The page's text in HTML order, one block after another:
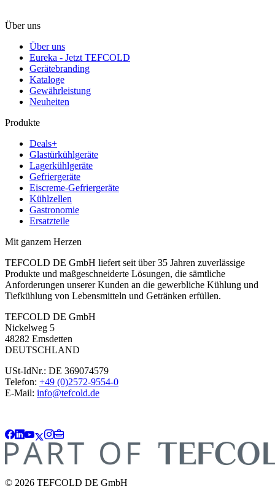
Über uns
Über uns
Eureka - Jetzt TEFCOLD
Gerätebranding
Kataloge
Gewährleistung
Neuheiten
Produkte
Deals+
Glastürkühlgeräte
Lagerkühlgeräte
Gefriergeräte
Eiscreme-Gefriergeräte
Kühlzellen
Gastronomie
Ersatzteile
Mit ganzem Herzen
TEFCOLD DE GmbH liefert seit über 35 Jahren zuverlässige
Produkte und maßgeschneiderte Lösungen, die sämtliche
Anforderungen unserer Kunden an die gewerbliche Kühlung und
Tiefkühlung von Lebensmitteln und Getränken erfüllen.
TEFCOLD DE GmbH
Nickelweg 5
48282 Emsdetten
DEUTSCHLAND
USt-IdNr.: DE 369074579
Telefon: +49 (0)2572-9554-0
E-Mail: info@tefcold.de
© 2026 TEFCOLD DE GmbH